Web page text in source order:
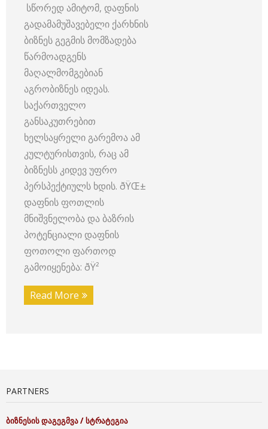
სწორედ ამიტომ, დაფნის
გადამამუშავებელი ქარხნის
ბიზნეს გეგმის მომზადება
წარმოადგენს
მაღალმომგებიან
აგრობიზნეს იდეას.
საქართველო
განსაკუთრებით
ხელსაყრელი გარემოა ამ
კულტურისთვის, რაც ამ
ბიზნესს კიდევ უფრო
პერსპექტიულს ხდის. ðŸŒ±
დაფნის ფოთლის
მნიშვნელობა და ბაზრის
პოტენციალი დაფნის
ფოთოლი ფართოდ
გამოიყენება: ðŸ²
Read More
PARTNERS
ბიზნესისდაგეგმვა/სტრატეგია